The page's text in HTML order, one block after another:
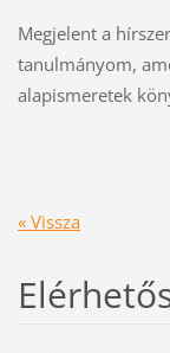
Megjelent a
tanulmányom,
alapismeretek
« Vissza